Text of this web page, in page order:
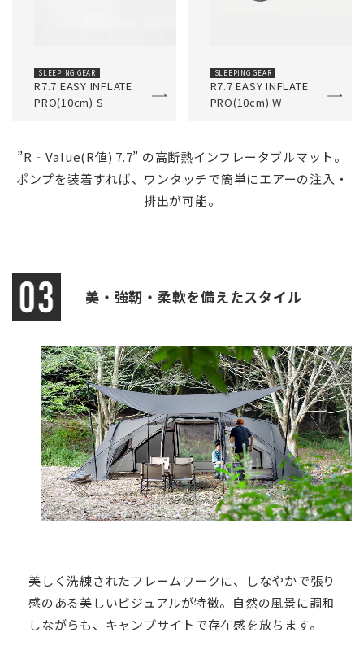
SLEEPING GEAR
R7.7 EASY INFLATE
PRO(10cm) S
SLEEPING GEAR
R7.7 EASY INFLATE
PRO(10cm) W
”R‐Value(R値) 7.7” の高断熱インフレータブルマット。
ポンプを装着すれば、ワンタッチで簡単にエアーの注入・
排出が可能。
美・強靭・柔軟を備えたスタイル
美しく洗練されたフレームワークに、しなやかで張り
感のある美しいビジュアルが特徴。自然の風景に調和
しながらも、キャンプサイトで存在感を放ちます。